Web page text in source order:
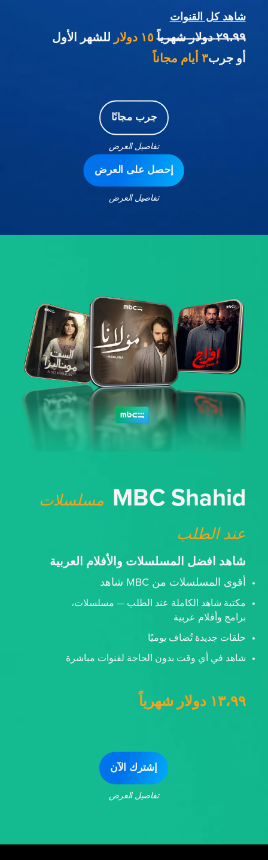
شاهد كل القنوات
٢٩،٩٩ دولار شهرياً ١٥ دولار
للشهر الأول
أو جرب٣ أيام مجاناً
جرب مجانًا
تفاصيل العرض
إحصل على العرض
تفاصيل العرض
MBC Shahid مسلسلات
عند الطلب
شاهد افضل المسلسلات والأفلام العربية
أقوى المسلسلات من MBC شاهد
مكتبة شاهد الكاملة عند الطلب — مسلسلات،
برامج وأفلام عربية
حلقات جديدة تُضاف يوميًا
شاهد في أي وقت بدون الحاجة لقنوات مباشرة
١٣،٩٩ دولار شهرياً
إشترك الآن
تفاصيل العرض